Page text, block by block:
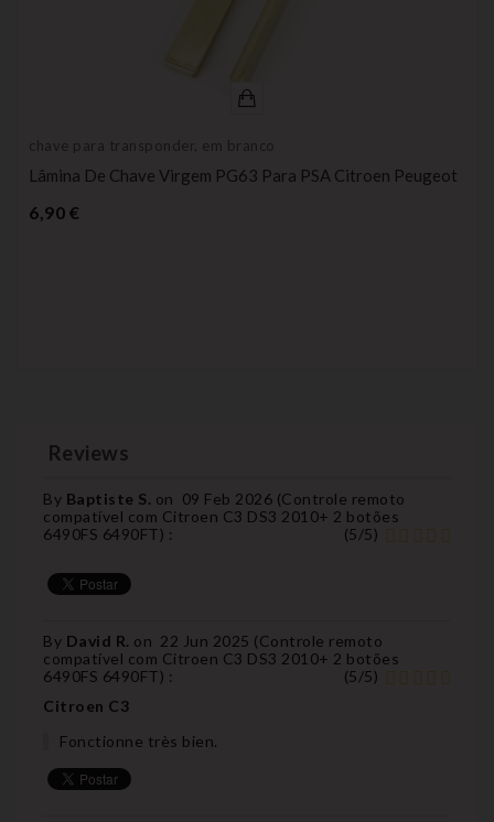
chave para transponder, em branco
Lâmina De Chave Virgem PG63 Para PSA Citroen Peugeot
6,90 €
Reviews
By Baptiste S. on 09 Feb 2026 (Controle remoto
compatível com Citroen C3 DS3 2010+ 2 botões
6490FS 6490FT) : (5/5)
By David R. on 22 Jun 2025 (Controle remoto
compatível com Citroen C3 DS3 2010+ 2 botões
6490FS 6490FT) : (5/5)
Citroen C3
Fonctionne très bien.